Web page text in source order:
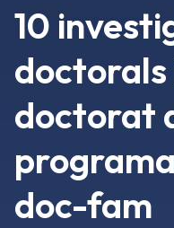
10
doctorals
doctorat
doc-fam